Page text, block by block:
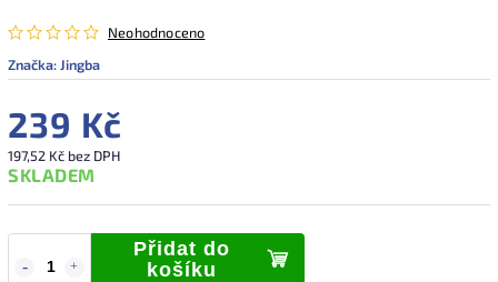
Neohodnoceno
Značka: Jingba
239 Kč
197,52 Kč bez DPH
SKLADEM
Přidat do
košíku